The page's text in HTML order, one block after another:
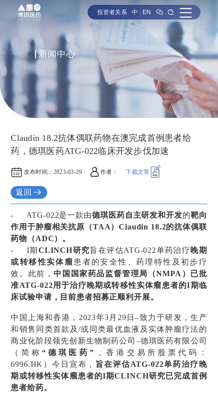
投资者关系 中 EN
新闻中心
Claudin 18.2抗体偶联药物在澳完成首例患者给
药，德琪医药ATG-022临床开发步伐加速
发布时间： 2023-03-29 作者： 下载文章
返回
- ATG-022是一款由德琪医药自主研发和开发的靶向
作用于肿瘤相关抗原（TAA）Claudin 18.2的抗体偶联
药物（ADC）。
-
I期 CLINCH研究旨在评估ATG-022单药治疗 晚期
或转移性实体瘤患者的安全性、药理特性及初步疗
效。此前， 中国国家药品监督管理局（NMPA）已批
准ATG-022用于治疗晚期或转移性实体瘤患者的I期临
床试验申请，目前患者招募正顺利开展。
中国上海和香港，2023年3月29日–致力于研发，生产
和销售同类首款及/或同类最优血液及实体肿瘤疗法的
商业化阶段领先创新生物制药公司–德琪医药有限公司
（简称 “德琪医药” ，香港交易所股票代码：
6996.HK）今日宣布，
旨在评估ATG-022单药治疗晚
期或转移性实体瘤患者的I期CLINCH研究已完成首例
患者给药。